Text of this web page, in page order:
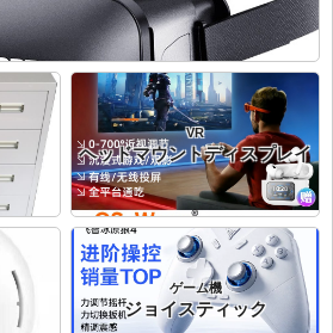
VR
ヘッドマウントディスプレイ
ゲーム機
ジョイスティック